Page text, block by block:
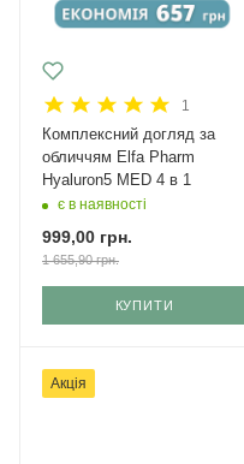
1
Комплексний догляд за
обличчям Elfa Pharm
Hyaluron5 MED 4 в 1
є в наявності
999,00 грн.
1 655,90грн.
КУПИТИ
Акція